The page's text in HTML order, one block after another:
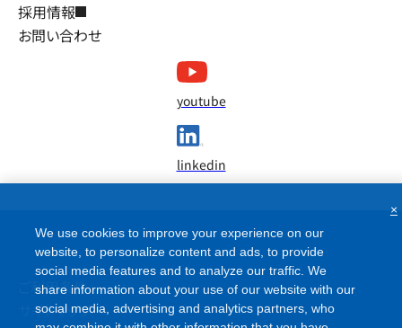
採用情報
お問い合わせ
youtube
linkedin
ご利用条件
サイトマップ
We use cookies to improve your experience on our
website, to personalize content and ads, to provide
social media features and to analyze our traffic. We
share information about your use of our website with our
social media, advertising and analytics partners, who
×